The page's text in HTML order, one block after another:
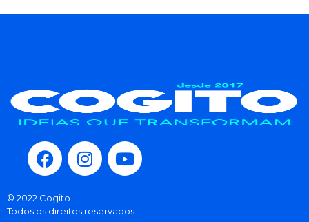
© 2022 Cogito
Todos os direitos reservados.